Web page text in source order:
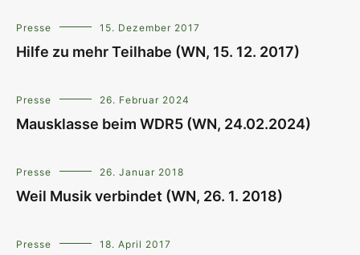
Presse 15. Dezember 2017
Hilfe zu mehr Teilhabe (WN, 15. 12. 2017)
Presse 26. Februar 2024
Mausklasse beim WDR5 (WN, 24.02.2024)
Presse 26. Januar 2018
Weil Musik verbindet (WN, 26. 1. 2018)
Presse 18. April 2017